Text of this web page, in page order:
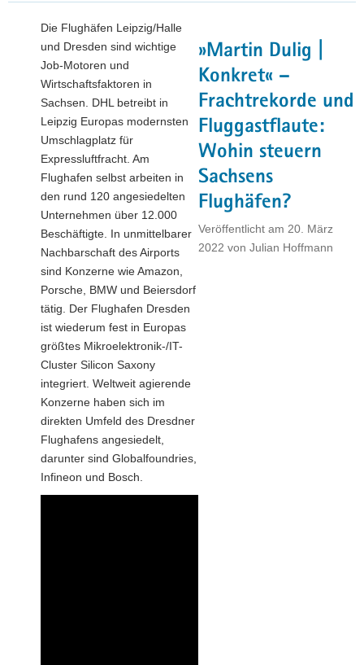
im
Umfeld
des
Flughafens
Leipzig/Halle"
»Martin Dulig |
Konkret« –
Frachtrekorde und
Fluggastflaute:
Wohin steuern
Sachsens
Flughäfen?
Veröffentlicht am 20. März
2022 von Julian Hoffmann
Die Flughäfen Leipzig/Halle
und Dresden sind wichtige
Job-Motoren und
Wirtschaftsfaktoren in
Sachsen. DHL betreibt in
Leipzig Europas modernsten
Umschlagplatz für
Expressluftfracht. Am
Flughafen selbst arbeiten in
den rund 120 angesiedelten
Unternehmen über 12.000
Beschäftigte. In unmittelbarer
Nachbarschaft des Airports
sind Konzerne wie Amazon,
Porsche, BMW und Beiersdorf
tätig. Der Flughafen Dresden
ist wiederum fest in Europas
größtes Mikroelektronik-/IT-
Cluster Silicon Saxony
integriert. Weltweit agierende
Konzerne haben sich im
direkten Umfeld des Dresdner
Flughafens angesiedelt,
darunter sind Globalfoundries,
Infineon und Bosch.